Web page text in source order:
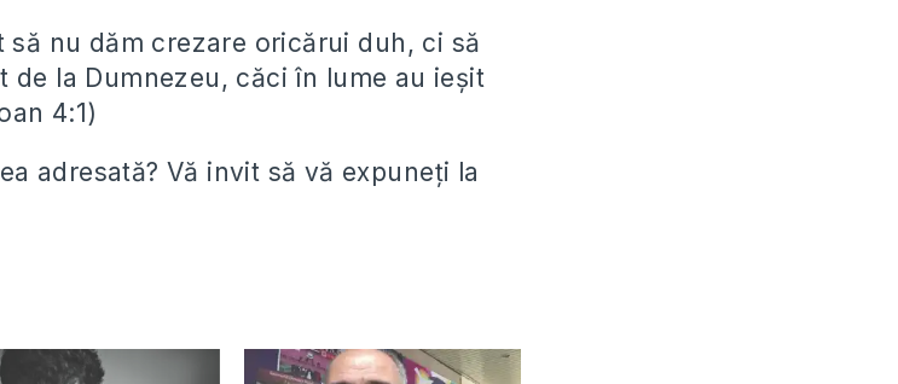
nu dăm crezare oricărui duh, ci să
de la Dumnezeu, căci în lume au ieșit
4:1)
adresată? Vă invit să vă expuneți la